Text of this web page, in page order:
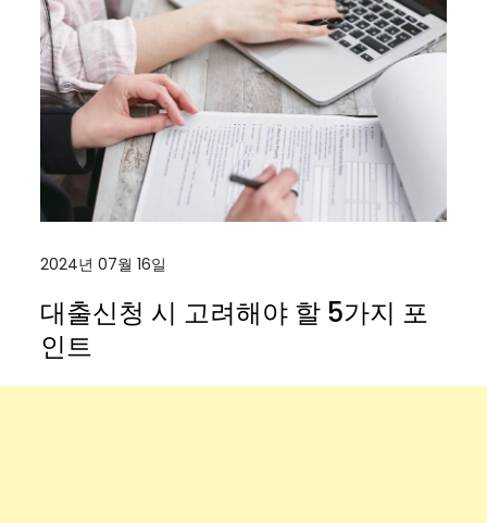
2024년 07월 16일
대출신청 시 고려해야 할 5가지 포
인트